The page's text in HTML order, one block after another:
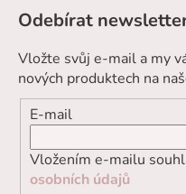
Odebírat
Vložte svůj e-mail a my
nových produktech na
E-mail
Vložením e-mailu
osobních údajů